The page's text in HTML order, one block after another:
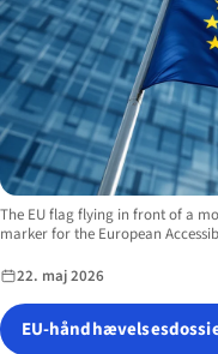
Image description:
The EU flag flying in front of a
marker for the European
22. maj 2026
EU-